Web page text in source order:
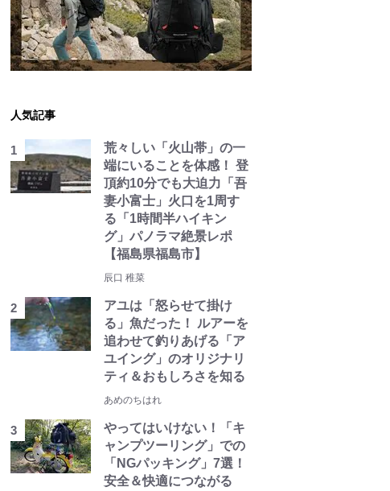
人気記事
荒々しい「火山帯」の一
端にいることを体感！ 登
頂約10分でも大迫力「吾
妻小富士」火口を1周す
る「1時間半ハイキン
グ」パノラマ絶景レポ
【福島県福島市】
辰口 稚菜
アユは「怒らせて掛け
る」魚だった！ ルアーを
追わせて釣りあげる「ア
ユイング」のオリジナリ
ティ＆おもしろさを知る
あめのちはれ
やってはいけない！「キ
ャンプツーリング」での
「NGパッキング」7選！
安全＆快適につながる